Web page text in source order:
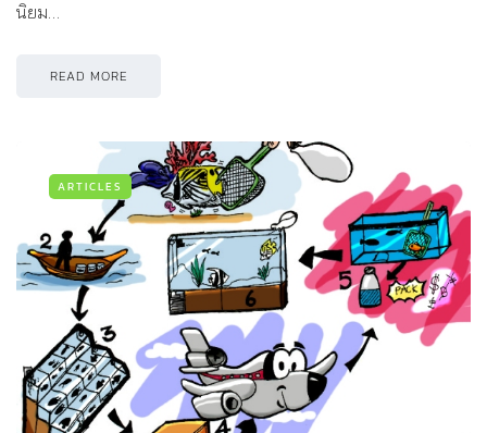
นิยม…
READ MORE
ARTICLES